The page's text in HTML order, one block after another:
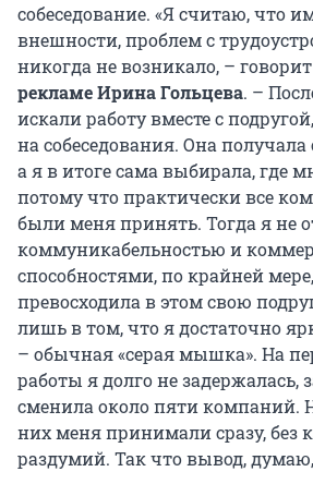
собеседование. «Я считаю, что
внешности, проблем с
никогда не возникало, – говорит
рекламе Ирина Гольцева. –
искали работу вместе с
на собеседования. Она получала
а я в итоге сама выбирала, где
потому что практически все
были меня принять. Тогда я не
коммуникабельностью и
способностями, по крайней
превосходила в этом свою
лишь в том, что я достаточно
– обычная «серая мышка». На
работы я долго не задержалась,
сменила около пяти компаний.
них меня принимали сразу, без
раздумий. Так что вывод,